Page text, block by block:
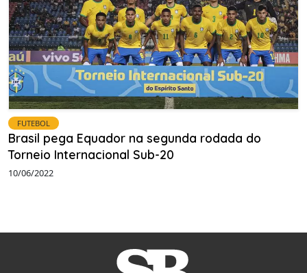
FUTEBOL
Brasil pega Equador na segunda rodada do
Torneio Internacional Sub-20
10/06/2022